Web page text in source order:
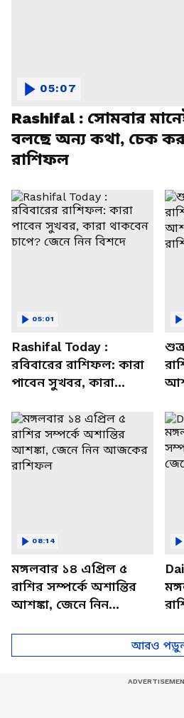
Rashifal : সোমবার
বলছে অন্য কথা, চেক
রাশিফল
05:07
Rashifal Today :
রবিবারের রাশিফল: কারা
পাবেন সুখবর, কারা
বিশদে
05:01
মঙ্গলবার ১৪ এপ্রিল ৫
রাশির সম্পর্কে অশান্তির
আশঙ্কা, জেনে নিন
08:14
আরও